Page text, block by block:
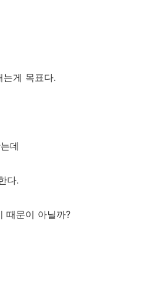
게 목표다.
데
다.
때문이 아닐까?